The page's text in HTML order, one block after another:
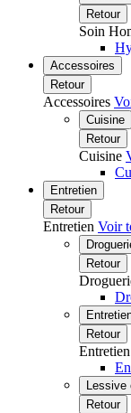
Retour
Soin
Accessoires
Retour
Accessoires
Cuisine
Retour
Cuisine
Entretien
Retour
Entretien Voir
Retour
Retour
Lessive
Retour